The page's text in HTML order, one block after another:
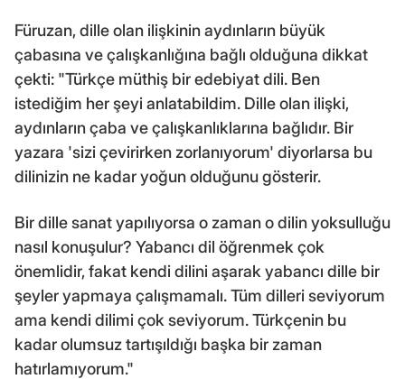
Füruzan, dille olan ilişkinin aydınların büyük
çabasına ve çalışkanlığına bağlı olduğuna dikkat
çekti: "Türkçe müthiş bir edebiyat dili. Ben
istediğim her şeyi anlatabildim. Dille olan ilişki,
aydınların çaba ve çalışkanlıklarına bağlıdır. Bir
yazara 'sizi çevirirken zorlanıyorum' diyorlarsa bu
dilinizin ne kadar yoğun olduğunu gösterir.
Bir dille sanat yapılıyorsa o zaman o dilin yoksulluğu
nasıl konuşulur? Yabancı dil öğrenmek çok
önemlidir, fakat kendi dilini aşarak yabancı dille bir
şeyler yapmaya çalışmamalı. Tüm dilleri seviyorum
ama kendi dilimi çok seviyorum. Türkçenin bu
kadar olumsuz tartışıldığı başka bir zaman
hatırlamıyorum."